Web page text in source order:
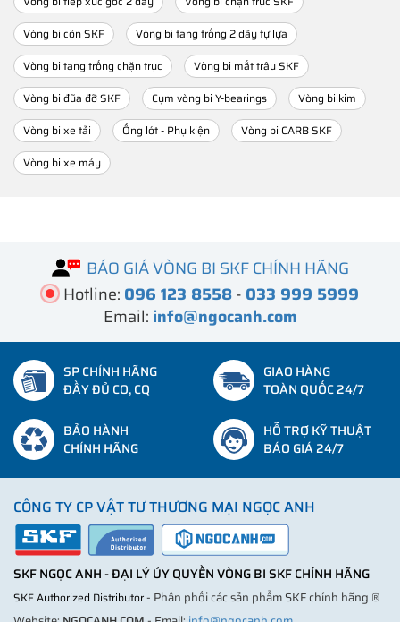
Vòng bi côn SKF
Vòng bi tang trống 2 dãy tự lựa
Vòng bi tang trống chặn trục
Vòng bi mắt trâu SKF
Vòng bi đũa đỡ SKF
Cụm vòng bi Y-bearings
Vòng bi kim
Vòng bi xe tải
Ống lót - Phụ kiện
Vòng bi CARB SKF
Vòng bi xe máy
BÁO GIÁ VÒNG BI SKF CHÍNH HÃNG
Hotline: 096 123 8558- 033 999 5999
Email: info@ngocanh.com
SP CHÍNH HÃNG
ĐẦY ĐỦ CO, CQ
GIAO HÀNG
TOÀN QUỐC 24/7
BẢO HÀNH
CHÍNH HÃNG
HỖ TRỢ KỸ THUẬT
BÁO GIÁ 24/7
CÔNG TY CP VẬT TƯ THƯƠNG MẠI NGỌC ANH
SKF NGỌC ANH - ĐẠI LÝ ỦY QUYỀN VÒNG BI SKF CHÍNH HÃNG
SKF Authorized Distributor- Phân phối các sản phẩm SKF chính hãng ®